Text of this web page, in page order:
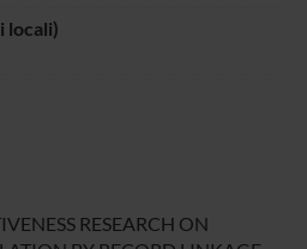
locali)
RESEARCH ON